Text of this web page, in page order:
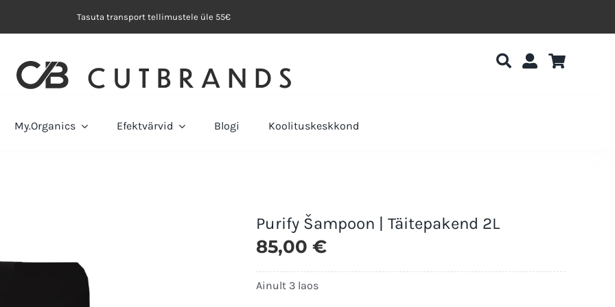
Tasuta transport tellimustele üle 55€
My.Organics Efektvärvid Blogi Koolituskeskkond
Purify Šampoon | Täitepakend 2L
85,00 €
Ainult 3 laos